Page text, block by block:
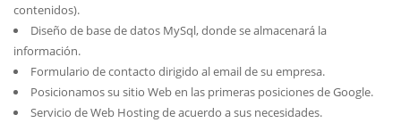
contenidos).
Diseño de base de datos MySql, donde se almacenará la
información.
Formulario de contacto dirigido al email de su empresa.
Posicionamos su sitio Web en las primeras posiciones de Google.
Servicio de Web Hosting de acuerdo a sus necesidades.